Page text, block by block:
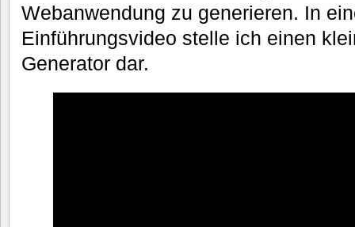
Webanwendung zu generieren. In
Einführungsvideo stelle ich einen
Generator dar.